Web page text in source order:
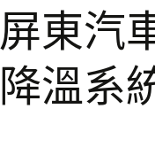
東汽
溫系